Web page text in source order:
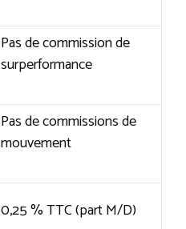
Pas de commission de
surperformance
Pas de commissions de
mouvement
0,25 % TTC (part M/D)